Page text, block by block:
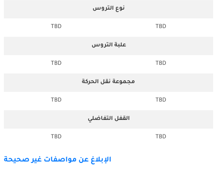
نوع التروس
TBD
TBD
علبة التروس
TBD
TBD
مجموعة نقل الحركة
TBD
TBD
القفل التفاضلي
TBD
TBD
الإبلاغ عن مواصفات غير صحيحة